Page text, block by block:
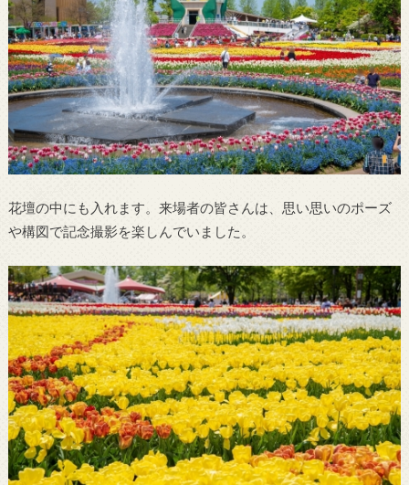
花壇の中にも入れます。来場者の皆さんは、思い思いのポーズ
や構図で記念撮影を楽しんでいました。